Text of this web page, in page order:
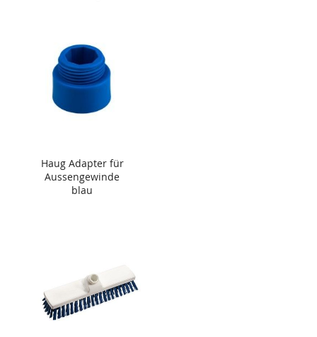
Haug Adapter für
Aussengewinde
blau